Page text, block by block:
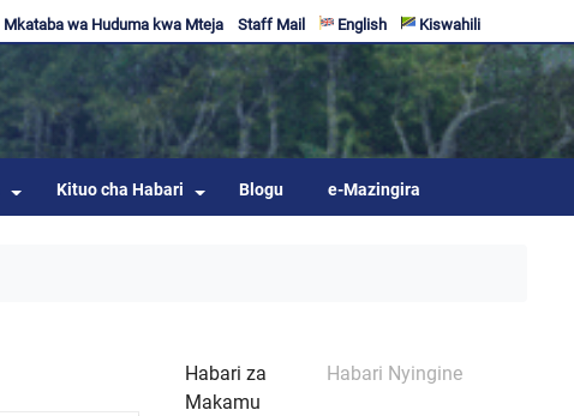
Mkataba wa Huduma kwa Mteja Staff Mail English Kiswahili
Kituo cha Habari Blogu e-Mazingira
Habari za
Makamu
Habari Nyingine